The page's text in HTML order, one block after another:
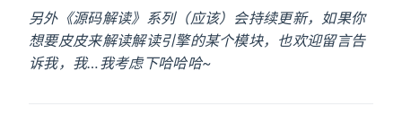
另外《源码解读》系列（应该）会持续更新，如果你
想要皮皮来解读解读引擎的某个模块，也欢迎留言告
诉我，我…我考虑下哈哈哈~